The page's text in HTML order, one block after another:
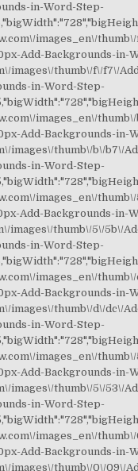
in-Word-Step-
images_en\/
Add-Backgrounds-in-
images\/thumb\/f\/f7\/
in-Word-Step-
images_en\/
Add-Backgrounds-in-
images\/thumb\/b\/b7\/
in-Word-Step-
images_en\/
Add-Backgrounds-in-
images\/thumb\/5\/5b\/
in-Word-Step-
images_en\/
Add-Backgrounds-in-
images\/thumb\/d\/dc\/
in-Word-Step-
images_en\/
Add-Backgrounds-in-
images\/thumb\/5\/53\/
in-Word-Step-
images_en\/
Add-Backgrounds-in-
images\/thumb\/0\/09\/